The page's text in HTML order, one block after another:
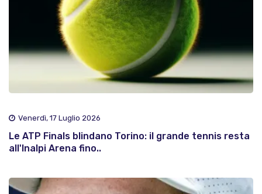
Venerdì, 17 Luglio 2026
Le ATP Finals blindano Torino: il grande tennis resta
all'Inalpi Arena fino..